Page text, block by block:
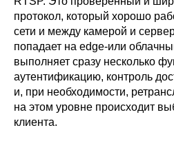
протокол, который хорошо
сети и между камерой и
попадает на edge-или
выполняет сразу несколько
аутентификацию, контроль
и, при необходимости,
на этом уровне происходит
клиента.